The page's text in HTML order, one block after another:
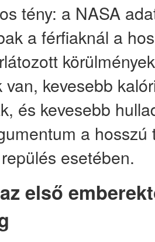
tény: a NASA
a férfiaknál a
kevesebb
és kevesebb
a
esetében.
első